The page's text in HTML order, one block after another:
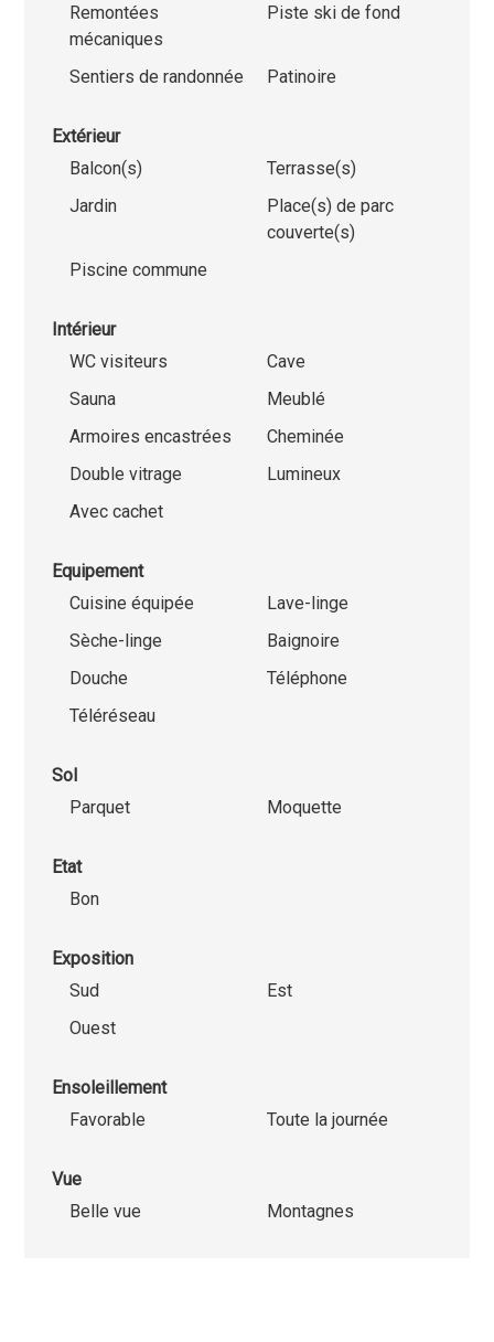
Remontées
mécaniques
Piste ski de fond
Sentiers de randonnée Patinoire
Extérieur
Balcon(s)
Terrasse(s)
Jardin
Place(s) de parc
couverte(s)
Piscine commune
Intérieur
WC visiteurs
Cave
Sauna
Meublé
Armoires encastrées
Cheminée
Double vitrage
Lumineux
Avec cachet
Equipement
Cuisine équipée
Lave-linge
Sèche-linge
Baignoire
Douche
Téléphone
Téléréseau
Sol
Parquet
Moquette
Etat
Bon
Exposition
Sud
Est
Ouest
Ensoleillement
Favorable
Toute la journée
Vue
Belle vue
Montagnes